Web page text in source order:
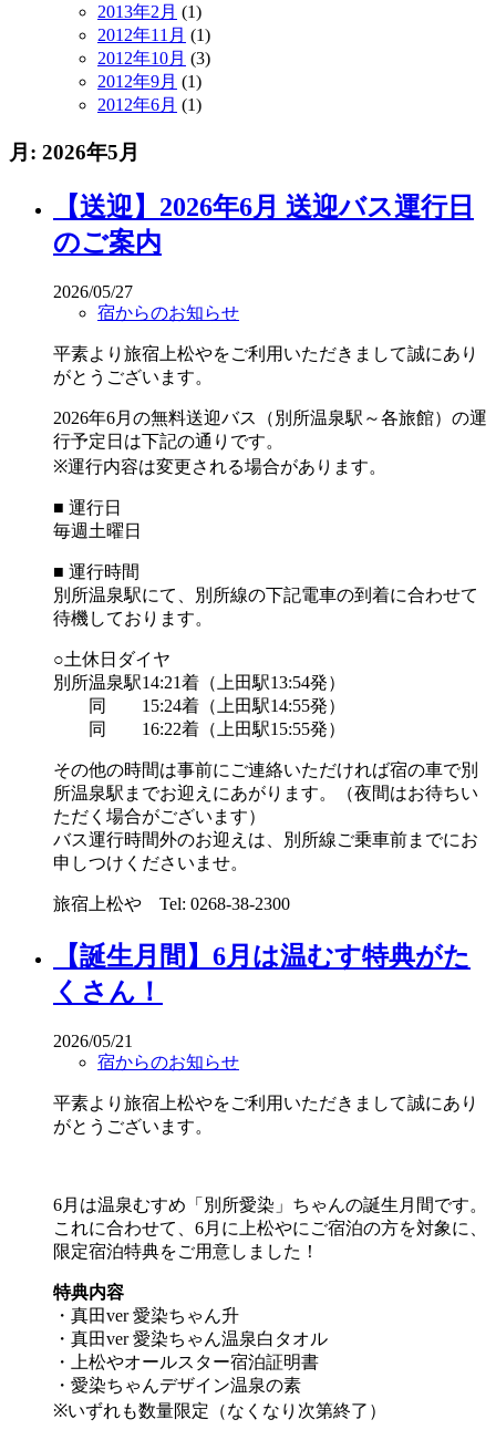
2013年2月 (1)
2012年11月 (1)
2012年10月 (3)
2012年9月 (1)
2012年6月 (1)
月: 2026年5月
【送迎】2026年6月 送迎バス運行日
のご案内
2026/05/27
宿からのお知らせ
平素より旅宿上松やをご利用いただきまして誠にあり
がとうございます。
2026年6月の無料送迎バス（別所温泉駅～各旅館）の運
行予定日は下記の通りです。
※運行内容は変更される場合があります。
■ 運行日
毎週土曜日
■ 運行時間
別所温泉駅にて、別所線の下記電車の到着に合わせて
待機しております。
○土休日ダイヤ
別所温泉駅14:21着（上田駅13:54発）
同 15:24着（上田駅14:55発）
同 16:22着（上田駅15:55発）
その他の時間は事前にご連絡いただければ宿の車で別
所温泉駅までお迎えにあがります。（夜間はお待ちい
ただく場合がございます）
バス運行時間外のお迎えは、別所線ご乗車前までにお
申しつけくださいませ。
旅宿上松や Tel: 0268-38-2300
【誕生月間】6月は温むす特典がた
くさん！
2026/05/21
宿からのお知らせ
平素より旅宿上松やをご利用いただきまして誠にあり
がとうございます。
6月は温泉むすめ「別所愛染」ちゃんの誕生月間です。
これに合わせて、6月に上松やにご宿泊の方を対象に、
限定宿泊特典をご用意しました！
特典内容
・真田ver 愛染ちゃん升
・真田ver 愛染ちゃん温泉白タオル
・上松やオールスター宿泊証明書
・愛染ちゃんデザイン温泉の素
※いずれも数量限定（なくなり次第終了）